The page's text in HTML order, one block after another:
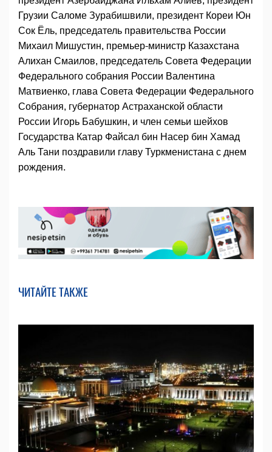
Грузии Саломе Зурабишвили, президент Кореи Юн
Сок Ёль, председатель правительства России
Михаил Мишустин, премьер-министр Казахстана
Алихан Смаилов, председатель Совета Федерации
Федерального собрания России Валентина
Матвиенко, глава Совета Федерации Федерального
Собрания, губернатор Астраханской области
России Игорь Бабушкин, и член семьи шейхов
Государства Катар Файсал бин Насер бин Хамад
Аль Тани поздравили главу Туркменистана с днем ​​
рождения.
ЧИТАЙТЕ ТАКЖЕ